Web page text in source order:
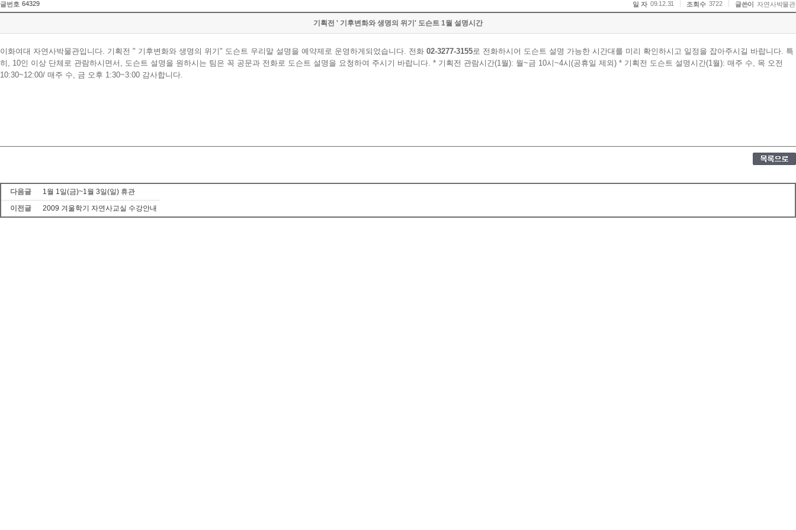
글번호 64329 일 자 09.12.31 조회수 3722 글쓴이 자연사박물관
기획전 ' 기후변화와 생명의 위기' 도슨트 1월 설명시간
이화여대 자연사박물관입니다. 기획전 " 기후변화와 생명의 위기" 도슨트 우리말 설명을 예약제로 운영하게되었습니다. 전화 02-3277-3155로 전화하시어 도슨트 설명 가능한 시간대를 미리 확인하시고 일정을 잡아주시길 바랍니다. 특
히, 10인 이상 단체로 관람하시면서, 도슨트 설명을 원하시는 팀은 꼭 공문과 전화로 도슨트 설명을 요청하여 주시기 바랍니다. * 기획전 관람시간(1월): 월~금 10시~4시(공휴일 제외) * 기획전 도슨트 설명시간(1월): 매주 수, 목 오전
10:30~12:00/ 매주 수, 금 오후 1:30~3:00 감사합니다.
다음글
1월 1일(금)~1월 3일(일) 휴관
이전글
2009 겨울학기 자연사교실 수강안내